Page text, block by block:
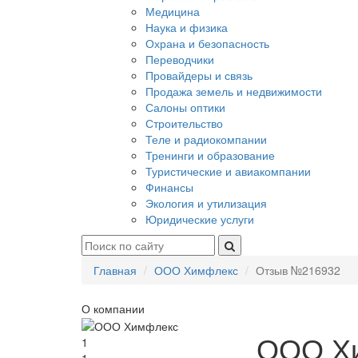
Медицина
Наука и физика
Охрана и безопасность
Переводчики
Провайдеры и связь
Продажа земель и недвижимости
Салоны оптики
Строительство
Теле и радиокомпании
Тренинги и образование
Туристические и авиакомпании
Финансы
Экология и утилизация
Юридические услуги
Главная ООО Химфлекс Отзыв №216932
О компании
1
ООО